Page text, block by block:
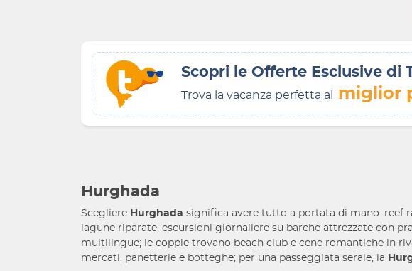
Scopri le Offerte Esclusive di
Trova la vacanza perfetta al miglior
Hurghada
Scegliere Hurghada significa avere tutto a portata di mano: reef
lagune riparate, escursioni giornaliere su barche attrezzate con
multilingue; le coppie trovano beach club e cene romantiche in
mercati, panetterie e botteghe; per una passeggiata serale, la